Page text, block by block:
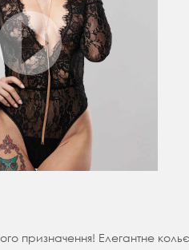
призначення! Елегантне